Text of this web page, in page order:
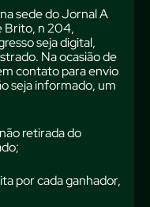
sede do Jornal A
Brito, n 204,
seja digital,
Na ocasião de
contato para envio
seja informado, um
retirada do
por cada ganhador,